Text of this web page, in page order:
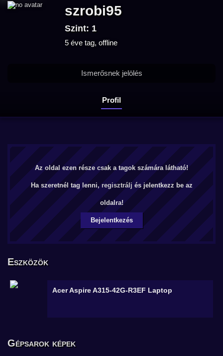
szrobi95
Szint: 1
5 éve tag, offline
Profil
Ismerősnek jelölés
Az oldal ezen része csak a tagok számára látható!
Ha szeretnél tag lenni, regisztrálj és jelentkezz be az
oldalra!
Bejelentkezés
Eszközök
Acer Aspire A315-42G-R3EF Laptop
Gépsarok képek